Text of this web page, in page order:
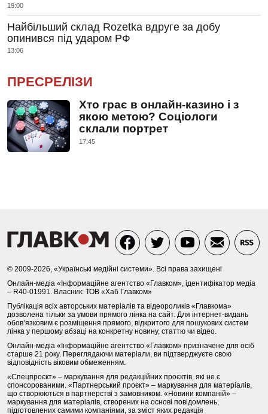
19:00
Найбільший склад Rozetka вдруге за добу
опинився під ударом РФ
13:06
ПРЕСРЕЛІЗИ
Хто грає в онлайн-казино і з
якою метою? Соціологи
склали портрет
17:45
© 2009-2026, «Українські медійні системи». Всі права захищені
Онлайн-медіа «Інформаційне агентство «Главком», ідентифікатор медіа
– R40-01991. Власник: ТОВ «Хаб Главком»
Публікація всіх авторських матеріалів та відеороликів «Главкома»
дозволена тільки за умови прямого лінка на сайт. Для інтернет-видань
обов’язковим є розміщення прямого, відкритого для пошукових систем
лінка у першому абзаці на конкретну новину, статтю чи відео.
Онлайн-медіа «Інформаційне агентство «Главком» призначене для осіб
старше 21 року. Переглядаючи матеріали, ви підтверджуєте свою
відповідність віковим обмеженням.
«Спецпроєкт» – маркування для редакційних проєктів, які не є
спонсорованими. «Партнерський проєкт» – маркування для матеріалів,
що створюються в партнерстві з замовником. «Новини компаній» –
маркування для матеріалів, створених на основі повідомлень,
підготовлених самими компаніями, за зміст яких редакція